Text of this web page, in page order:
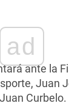
ad
ante la
Juan
Curbelo.